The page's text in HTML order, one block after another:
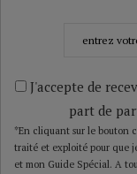
J'accepte de
part de
*En cliquant sur le bouton
traité et exploité pour que
et mon Guide Spécial. A